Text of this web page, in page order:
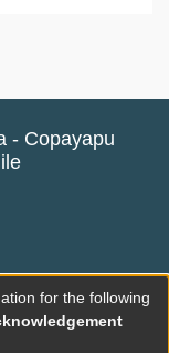
- Copayapu
for the following